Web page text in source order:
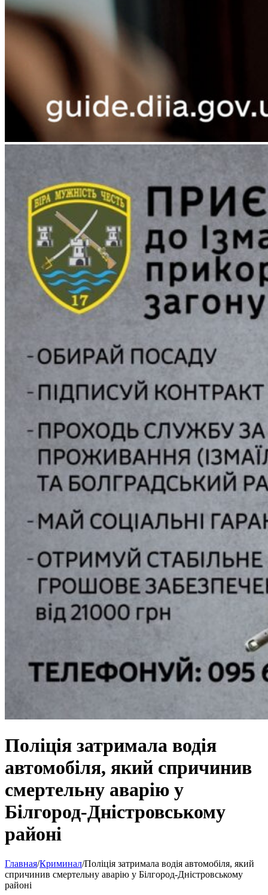
Поліція затримала водія
автомобіля, який спричинив
смертельну аварію у
Білгород-Дністровському
районі
Главная/Криминал/Поліція затримала водія автомобіля, який
спричинив смертельну аварію у Білгород-Дністровському
районі